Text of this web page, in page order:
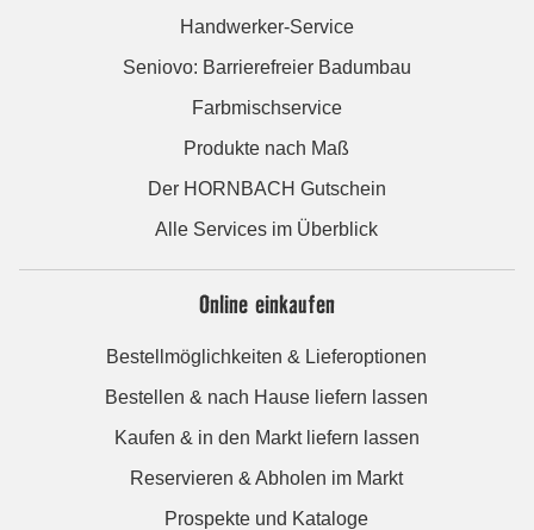
Handwerker-Service
Seniovo: Barrierefreier Badumbau
Farbmischservice
Produkte nach Maß
Der HORNBACH Gutschein
Alle Services im Überblick
Online einkaufen
Bestellmöglichkeiten & Lieferoptionen
Bestellen & nach Hause liefern lassen
Kaufen & in den Markt liefern lassen
Reservieren & Abholen im Markt
Prospekte und Kataloge